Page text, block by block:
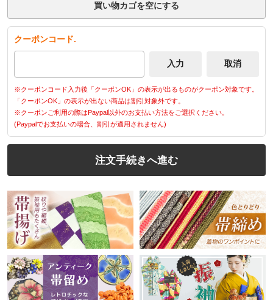
買い物カゴを空にする
クーポンコード.
※クーポンコード入力後「クーポンOK」の表示が出るものがクーポン対象です。
「クーポンOK」の表示が出ない商品は割引対象外です。
※クーポンご利用の際はPaypal以外のお支払い方法をご選択ください。
(Paypalでお支払いの場合、割引が適用されません)
注文手続きへ進む